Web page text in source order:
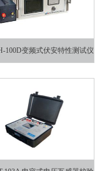
100D变频式伏安特性测试仪